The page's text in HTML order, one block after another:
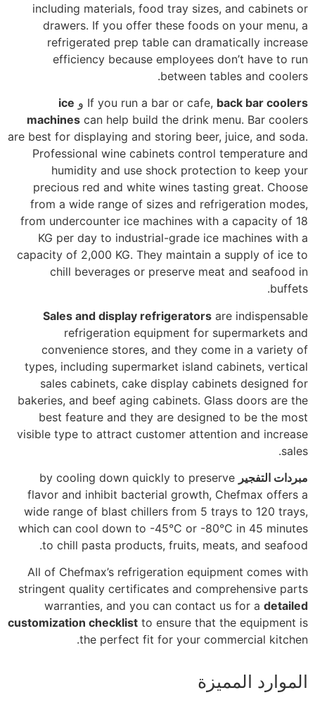
including materials, food tray sizes, and cabinets or
drawers. If you offer these foods on your menu, a
refrigerated prep table can dramatically increase
efficiency because employees don’t have to run
between tables and coolers.
If you run a bar or cafe, back bar coolers و ice
machines can help build the drink menu. Bar coolers
are best for displaying and storing beer, juice, and soda.
Professional wine cabinets control temperature and
humidity and use shock protection to keep your
precious red and white wines tasting great. Choose
from a wide range of sizes and refrigeration modes,
from undercounter ice machines with a capacity of 18
KG per day to industrial-grade ice machines with a
capacity of 2,000 KG. They maintain a supply of ice to
chill beverages or preserve meat and seafood in
buffets.
Sales and display refrigerators are indispensable
refrigeration equipment for supermarkets and
convenience stores, and they come in a variety of
types, including supermarket island cabinets, vertical
sales cabinets, cake display cabinets designed for
bakeries, and beef aging cabinets. Glass doors are the
best feature and they are designed to be the most
visible type to attract customer attention and increase
sales.
مبردات التفجير by cooling down quickly to preserve
flavor and inhibit bacterial growth, Chefmax offers a
wide range of blast chillers from 5 trays to 120 trays,
which can cool down to -45°C or -80°C in 45 minutes
to chill pasta products, fruits, meats, and seafood.
All of Chefmax’s refrigeration equipment comes with
stringent quality certificates and comprehensive parts
warranties, and you can contact us for a detailed
customization checklist to ensure that the equipment is
the perfect fit for your commercial kitchen.
الموارد المميزة